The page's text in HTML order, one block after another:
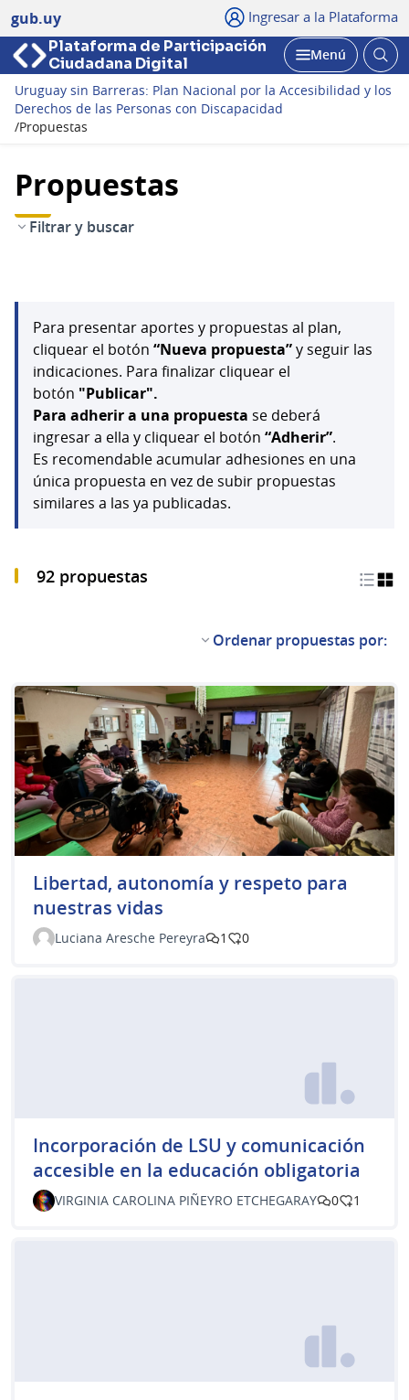
gub.uy Ingresar a la Plataforma
Plataforma de Participación
Ciudadana Digital
Abrir
Menú
Uruguay sin Barreras: Plan Nacional por la Accesibilidad y los
Derechos de las Personas con Discapacidad
/Propuestas
Propuestas
Filtrar y buscar
Para presentar aportes y propuestas al plan,
cliquear el botón “Nueva propuesta”y seguir las
indicaciones. Para finalizar cliquear el
botón "Publicar".
Para adherir a una propuesta se deberá
ingresar a ella y cliquear el botón “Adherir”.
Es recomendable acumular adhesiones en una
única propuesta en vez de subir propuestas
similares a las ya publicadas.
92 propuestas
Ordenar propuestas por:
Libertad, autonomía y respeto para
nuestras vidas
Luciana Aresche Pereyra 1 0
Incorporación de LSU y comunicación
accesible en la educación obligatoria
VIRGINIA CAROLINA PIÑEYRO ETCHEGARAY 0 1